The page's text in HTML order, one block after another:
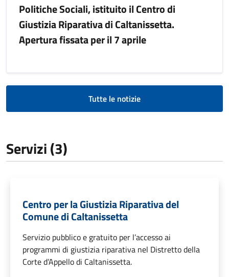
Politiche Sociali, istituito il Centro di
Giustizia Riparativa di Caltanissetta.
Apertura fissata per il 7 aprile
Tutte le notizie
Servizi (3)
Centro per la Giustizia Riparativa del
Comune di Caltanissetta
Servizio pubblico e gratuito per l’accesso ai
programmi di giustizia riparativa nel Distretto della
Corte d’Appello di Caltanissetta.